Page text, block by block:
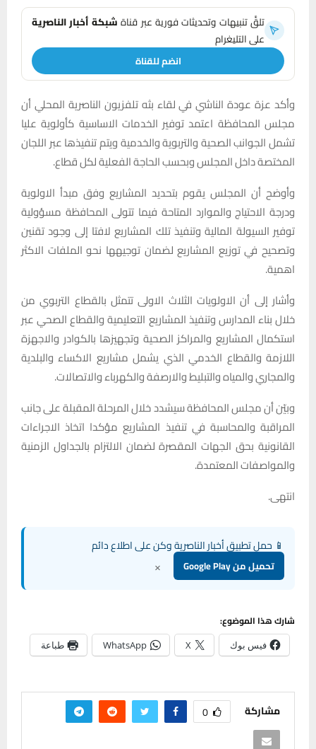
تلقَّ تنبيهات وتحديثات فورية عبر قناةشبكة أخبار الناصرية
على التليغرام
انضم للقناة
وأكد عزة عودة الناشي في لقاء بثه تلفزيون الناصرية المحلي أن
مجلس المحافظة اعتمد توفير الخدمات الاساسية كأولوية عليا
تشمل الجوانب الصحية والتربوية والخدمية ويتم تنفيذها عبر اللجان
المختصة داخل المجلس وبحسب الحاجة الفعلية لكل قطاع.
وأوضح أن المجلس يقوم بتحديد المشاريع وفق مبدأ الاولوية
ودرجة الاحتياج والموارد المتاحة فيما تتولى المحافظة مسؤولية
توفير السيولة المالية وتنفيذ تلك المشاريع لافتا إلى وجود تقنين
وتصحيح في توزيع المشاريع لضمان توجيهها نحو الملفات الاكثر
اهمية.
وأشار إلى أن الاولويات الثلاث الاولى تتمثل بالقطاع التربوي من
خلال بناء المدارس وتنفيذ المشاريع التعليمية والقطاع الصحي عبر
استكمال المشاريع والمراكز الصحية وتجهيزها بالكوادر والاجهزة
اللازمة والقطاع الخدمي الذي يشمل مشاريع الاكساء والبلدية
والمجاري والمياه والتبليط والارصفة والكهرباء والاتصالات.
وبيّن أن مجلس المحافظة سيشدد خلال المرحلة المقبلة على جانب
المراقبة والمحاسبة في تنفيذ المشاريع مؤكدا اتخاذ الاجراءات
القانونية بحق الجهات المقصرة لضمان الالتزام بالجداول الزمنية
والمواصفات المعتمدة.
انتهى.
📱 حمل تطبيق أخبار الناصرية وكن على اطلاع دائم
تحميل من Google Play ×
شارك هذا الموضوع:
فيس بوك X
WhatsApp طباعة
مشاركة 0